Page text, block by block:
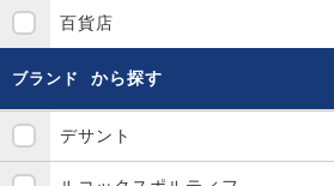
百貨店
ブランド から探す
デサント